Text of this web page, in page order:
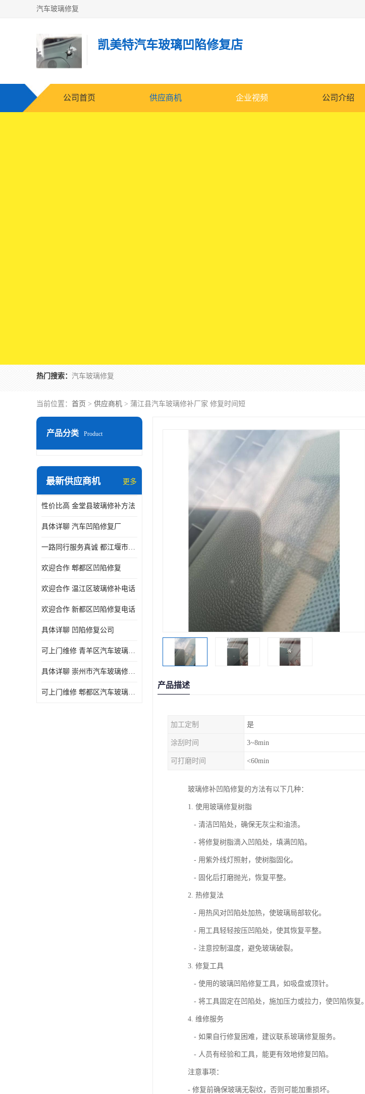
汽车玻璃修复
凯美特汽车玻璃凹陷修复店
公司首页 供应商机 企业视频 公司介绍
热门搜索： 汽车玻璃修复
当前位置： 首页 > 供应商机 > 蒲江县汽车玻璃修补厂家 修复时间短
产品分类 Product
最新供应商机 更多
性价比高 金堂县玻璃修补方法
具体详聊 汽车凹陷修复厂
一路同行服务真诚 都江堰市凹陷修复厂商直供
欢迎合作 郫都区凹陷修复
欢迎合作 温江区玻璃修补电话
欢迎合作 新都区凹陷修复电话
具体详聊 凹陷修复公司
可上门维修 青羊区汽车玻璃修补公司
具体详聊 崇州市汽车玻璃修补厂家
可上门维修 郫都区汽车玻璃修补电话
产品描述
加工定制 是
涂刮时间 3~8min
可打磨时间 <60min
玻璃修补凹陷修复的方法有以下几种：
1. 使用玻璃修复树脂
- 清洁凹陷处，确保无灰尘和油渍。
- 将修复树脂滴入凹陷处，填满凹陷。
- 用紫外线灯照射，使树脂固化。
- 固化后打磨抛光，恢复平整。
2. 热修复法
- 用热风对凹陷处加热，使玻璃局部软化。
- 用工具轻轻按压凹陷处，使其恢复平整。
- 注意控制温度，避免玻璃破裂。
3. 修复工具
- 使用的玻璃凹陷修复工具，如吸盘或顶针。
- 将工具固定在凹陷处，施加压力或拉力，使凹陷恢复。
4. 维修服务
- 如果自行修复困难，建议联系玻璃修复服务。
- 人员有经验和工具，能更有效地修复凹陷。
注意事项：
- 修复前确保玻璃无裂纹，否则可能加重损坏。